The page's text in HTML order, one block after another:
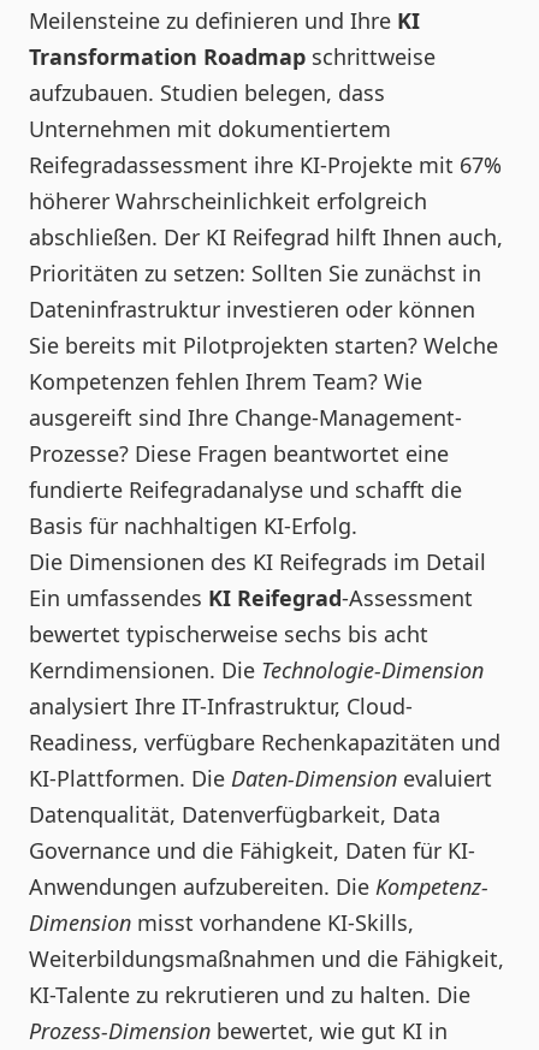
Meilensteine zu definieren und Ihre KI
Transformation Roadmap schrittweise
aufzubauen. Studien belegen, dass
Unternehmen mit dokumentiertem
Reifegradassessment ihre KI-Projekte mit 67%
höherer Wahrscheinlichkeit erfolgreich
abschließen. Der KI Reifegrad hilft Ihnen auch,
Prioritäten zu setzen: Sollten Sie zunächst in
Dateninfrastruktur investieren oder können
Sie bereits mit Pilotprojekten starten? Welche
Kompetenzen fehlen Ihrem Team? Wie
ausgereift sind Ihre Change-Management-
Prozesse? Diese Fragen beantwortet eine
fundierte Reifegradanalyse und schafft die
Basis für nachhaltigen KI-Erfolg.
Die Dimensionen des KI Reifegrads im Detail
Ein umfassendes KI Reifegrad-Assessment
bewertet typischerweise sechs bis acht
Kerndimensionen. Die Technologie-Dimension
analysiert Ihre IT-Infrastruktur, Cloud-
Readiness, verfügbare Rechenkapazitäten und
KI-Plattformen. Die Daten-Dimension evaluiert
Datenqualität, Datenverfügbarkeit, Data
Governance und die Fähigkeit, Daten für KI-
Anwendungen aufzubereiten. Die Kompetenz-
Dimension misst vorhandene KI-Skills,
Weiterbildungsmaßnahmen und die Fähigkeit,
KI-Talente zu rekrutieren und zu halten. Die
Prozess-Dimension bewertet, wie gut KI in